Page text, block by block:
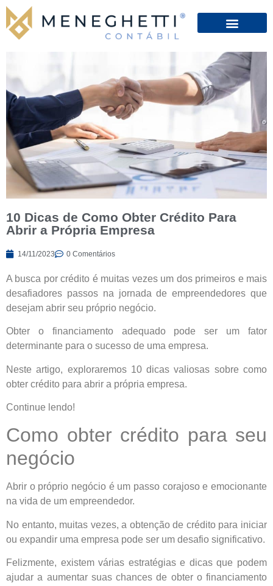
10 Dicas de Como Obter Crédito Para
Abrir a Própria Empresa
14/11/2023 0 Comentários
A busca por crédito é muitas vezes um dos primeiros e mais
desafiadores passos na jornada de empreendedores que
desejam abrir seu próprio negócio.
Obter o financiamento adequado pode ser um fator
determinante para o sucesso de uma empresa.
Neste artigo, exploraremos 10 dicas valiosas sobre como
obter crédito para abrir a própria empresa.
Continue lendo!
Como obter crédito para seu
negócio
Abrir o próprio negócio é um passo corajoso e emocionante
na vida de um empreendedor.
No entanto, muitas vezes, a obtenção de crédito para iniciar
ou expandir uma empresa pode ser um desafio significativo.
Felizmente, existem várias estratégias e dicas que podem
ajudar a aumentar suas chances de obter o financiamento